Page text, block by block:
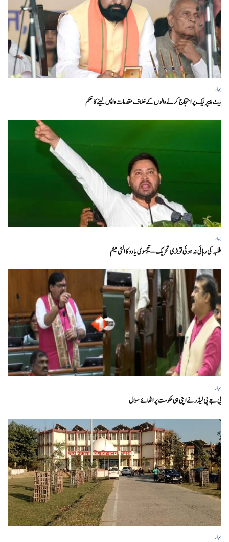
بہار
نیٹ پیپر لیک پر احتجاج کرنے والوں کے خلاف مقدمات واپس لینے کا حکم
بہار
طلبہ کی رہائی نہ ہوئی تو بڑی تحریک – تیجسوی یادو کا الٹی میٹم
بہار
بی جے پی لیڈر نے اپنی ہی حکومت پر اٹھائے سوال
بہار